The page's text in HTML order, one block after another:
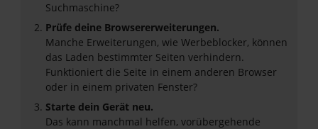
Suchmaschine?
Prüfe deine Browsererweiterungen.
Manche Erweiterungen, wie Werbeblocker, können
das Laden bestimmter Seiten verhindern.
Funktioniert die Seite in einem anderen Browser
oder in einem privaten Fenster?
Starte dein Gerät neu.
Das kann manchmal helfen, vorübergehende